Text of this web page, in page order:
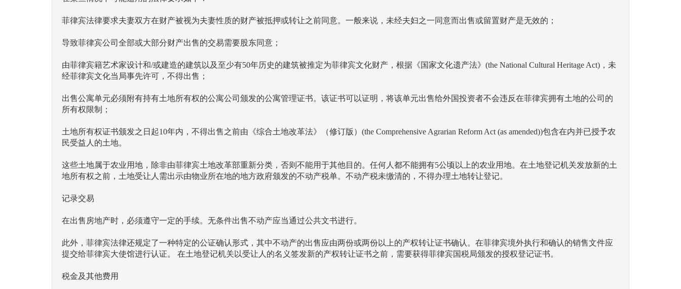
菲律宾法律要求夫妻双方在财产被视为夫妻性质的财产被抵押或转让之前同意。一般来说，未经夫妇之一同意而出售或留置财产是无效的；
导致菲律宾公司全部或大部分财产出售的交易需要股东同意；
由菲律宾籍艺术家设计和/或建造的建筑以及至少有50年历史的建筑被推定为菲律宾文化财产，根据《国家文化遗产法》(the National Cultural Heritage Act)，未
经菲律宾文化当局事先许可，不得出售；
出售公寓单元必须附有持有土地所有权的公寓公司颁发的公寓管理证书。该证书可以证明，将该单元出售给外国投资者不会违反在菲律宾拥有土地的公司的
所有权限制；
土地所有权证书颁发之日起10年内，不得出售之前由《综合土地改革法》（修订版）(the Comprehensive Agrarian Reform Act (as amended))包含在内并已授予农
民受益人的土地。
这些土地属于农业用地，除非由菲律宾土地改革部重新分类，否则不能用于其他目的。任何人都不能拥有5公顷以上的农业用地。在土地登记机关发放新的土
地所有权之前，土地受让人需出示由物业所在地的地方政府颁发的不动产税单。不动产税未缴清的，不得办理土地转让登记。
记录交易
在出售房地产时，必须遵守一定的手续。无条件出售不动产应当通过公共文书进行。
此外，菲律宾法律还规定了一种特定的公证确认形式，其中不动产的出售应由两份或两份以上的产权转让证书确认。在菲律宾境外执行和确认的销售文件应
提交给菲律宾大使馆进行认证。 在土地登记机关以受让人的名义签发新的产权转让证书之前，需要获得菲律宾国税局颁发的授权登记证书。
税金及其他费用